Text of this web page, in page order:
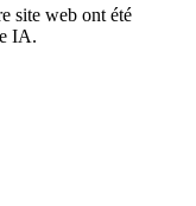
site web ont été
IA.